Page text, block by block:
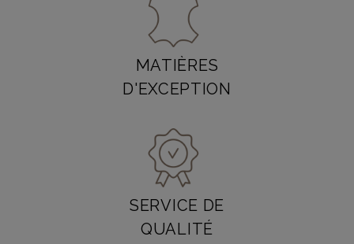
MATIÈRES
D'EXCEPTION
SERVICE DE
QUALITÉ